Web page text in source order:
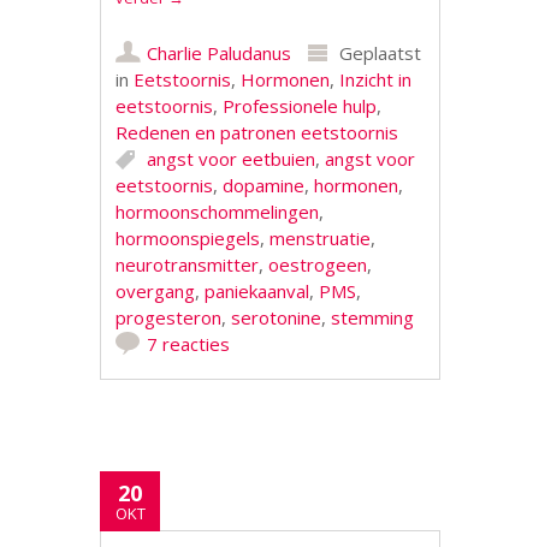
Charlie Paludanus
Geplaatst
in Eetstoornis, Hormonen, Inzicht in
eetstoornis, Professionele hulp,
Redenen en patronen eetstoornis
angst voor eetbuien,angst voor
eetstoornis,dopamine,hormonen,
hormoonschommelingen,
hormoonspiegels,menstruatie,
neurotransmitter,oestrogeen,
overgang,paniekaanval, PMS,
progesteron,serotonine,stemming
7 reacties
20
OKT